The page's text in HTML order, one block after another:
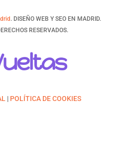
. DISEÑO WEB Y SEO EN MADRID.
RESERVADOS.
| POLÍTICA DE COOKIES